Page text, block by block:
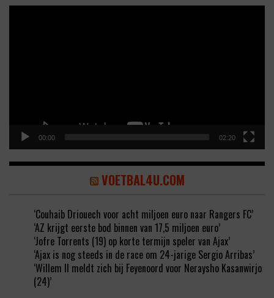
00:00 02:20
VOETBAL4U.COM
‘Couhaib Driouech voor acht miljoen euro naar Rangers FC’
‘AZ krijgt eerste bod binnen van 17,5 miljoen euro’
‘Jofre Torrents (19) op korte termijn speler van Ajax’
‘Ajax is nog steeds in de race om 24-jarige Sergio Arribas’
‘Willem II meldt zich bij Feyenoord voor Neraysho Kasanwirjo
(24)’